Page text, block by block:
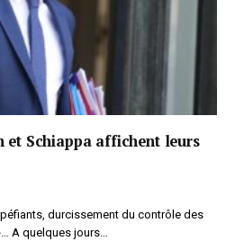
et Schiappa affichent leurs
durcissement du contrôle des
A quelques jours…